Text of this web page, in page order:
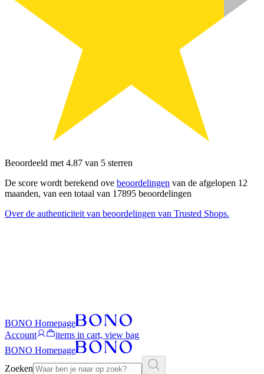
Beoordeeld met 4.87 van 5 sterren
De score wordt berekend ove beoordelingen van de afgelopen 12
maanden, van een totaal van 17895 beoordelingen
Over de authenticiteit van beoordelingen van Trusted Shops.
BONO Homepage
Account
items in cart, view bag
BONO Homepage
Zoeken